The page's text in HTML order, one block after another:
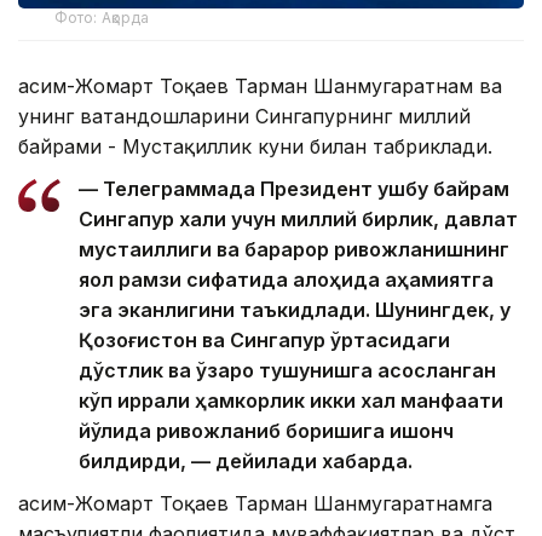
Фото: Ақорда
Қасим-Жомарт Тоқаев Тарман Шанмугаратнам ва
унинг ватандошларини Сингапурнинг миллий
байрами - Мустақиллик куни билан табриклади.
— Телеграммада Президент ушбу байрам
Сингапур халқи учун миллий бирлик, давлат
мустақиллиги ва барқарор ривожланишнинг
яққол рамзи сифатида алоҳида аҳамиятга
эга эканлигини таъкидлади. Шунингдек, у
Қозоғистон ва Сингапур ўртасидаги
дўстлик ва ўзаро тушунишга асосланган
кўп қиррали ҳамкорлик икки халқ манфаати
йўлида ривожланиб боришига ишонч
билдирди, — дейилади хабарда.
Қасим-Жомарт Тоқаев Тарман Шанмугаратнамга